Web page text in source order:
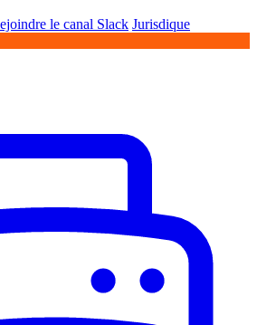
le canal Slack Jurisdique